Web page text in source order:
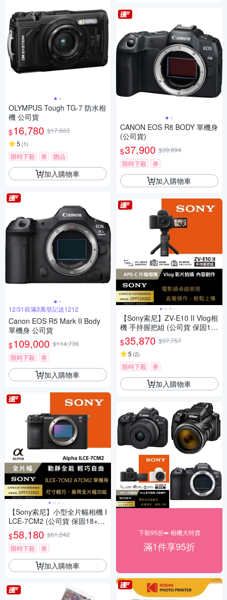
OLYMPUS Tough TG-7 防水相
機 公司貨
$16,780 $17,663
5 (1)
限時下殺 券 贈品
加入購物車
12/31前滿3萬登記送1212
Canon EOS R5 Mark II Body
單機身 公司貨
$109,000 $114,736
限時下殺
券
加入購物車
【Sony索尼】小型全片幅相機 I
LCE-7CM2 (公司貨 保固18+6
個月)
$58,180 $61,242
限時下殺
券
加入購物車
CANON EOS R8 BODY 單機身
(公司貨)
$37,900 $39,894
限時下殺
券
加入購物車
【Sony索尼】ZV-E10 II Vlog相
機 手持握把組 (公司貨 保固18
+6個月)
$35,870 $37,757
5 (2)
限時下殺 券
加入購物車
下殺95折⬅︎ 相機大特賣
滿1件享95折